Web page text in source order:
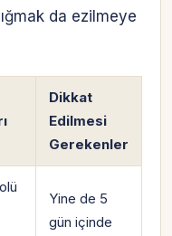
da ezilmeye
Dikkat
Edilmesi
Gerekenler
Yine de 5
gün içinde